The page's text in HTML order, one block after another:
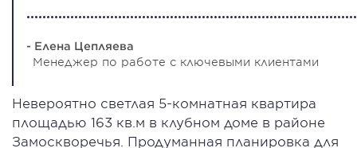
- Елена Цепляева
Менеджер по работе с ключевыми клиентами
Невероятно светлая 5-комнатная квартира
площадью 163 кв.м в клубном доме в районе
Замоскворечья. Продуманная планировка для